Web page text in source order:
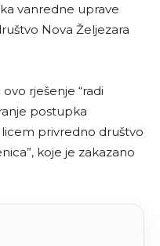
vanredne uprave
Nova Željezara
rješenje “radi
postupka
privredno društvo
koje je zakazano